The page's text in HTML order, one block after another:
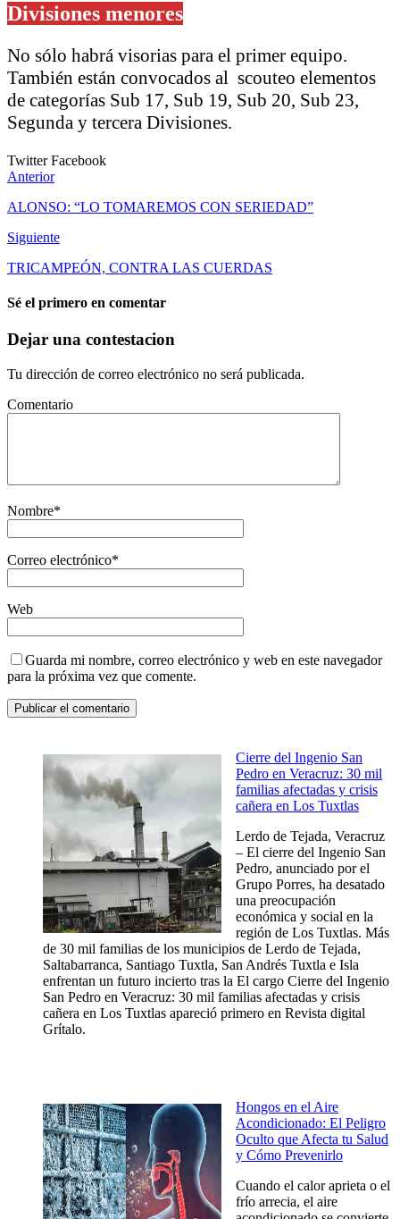
Divisiones menores
No sólo habrá visorias para el primer equipo.
También están convocados al scouteo elementos
de categorías Sub 17, Sub 19, Sub 20, Sub 23,
Segunda y tercera Divisiones.
TwitterFacebook
Anterior
ALONSO: “LO TOMAREMOS CON SERIEDAD”
Siguiente
TRICAMPEÓN, CONTRA LAS CUERDAS
Sé el primero en comentar
Dejar una contestacion
Tu dirección de correo electrónico no será publicada.
Comentario
Nombre*
Correo electrónico*
Web
Guarda mi nombre, correo electrónico y web en este navegador
para la próxima vez que comente.
Cierre del Ingenio San
Pedro en Veracruz: 30 mil
familias afectadas y crisis
cañera en Los Tuxtlas
Lerdo de Tejada, Veracruz
– El cierre del Ingenio San
Pedro, anunciado por el
Grupo Porres, ha desatado
una preocupación
económica y social en la
región de Los Tuxtlas. Más
de 30 mil familias de los municipios de Lerdo de Tejada,
Saltabarranca, Santiago Tuxtla, San Andrés Tuxtla e Isla
enfrentan un futuro incierto tras la El cargo Cierre del Ingenio
San Pedro en Veracruz: 30 mil familias afectadas y crisis
cañera en Los Tuxtlas apareció primero en Revista digital
Grítalo.
Hongos en el Aire
Acondicionado: El Peligro
Oculto que Afecta tu Salud
y Cómo Prevenirlo
Cuando el calor aprieta o el
frío arrecia, el aire